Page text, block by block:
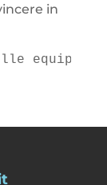
in
equipe